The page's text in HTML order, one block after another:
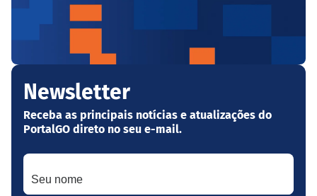
Newsletter
Receba as principais notícias e atualizações do
PortalGO direto no seu e-mail.
Seu nome